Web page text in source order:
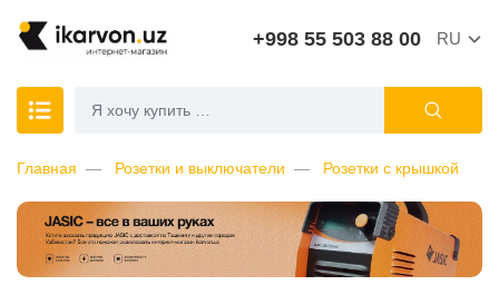
+998 55 503 88 00 RU
Главная Розетки и выключатели Розетки с крышкой